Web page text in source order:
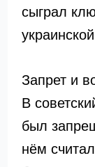
сыграл
Запрет и
В
был
нём